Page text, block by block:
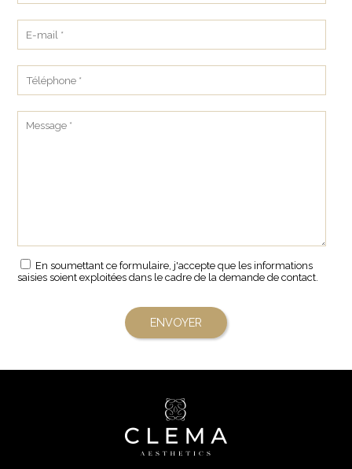
En soumettant ce formulaire, j'accepte que les informations
saisies soient exploitées dans le cadre de la demande de contact.